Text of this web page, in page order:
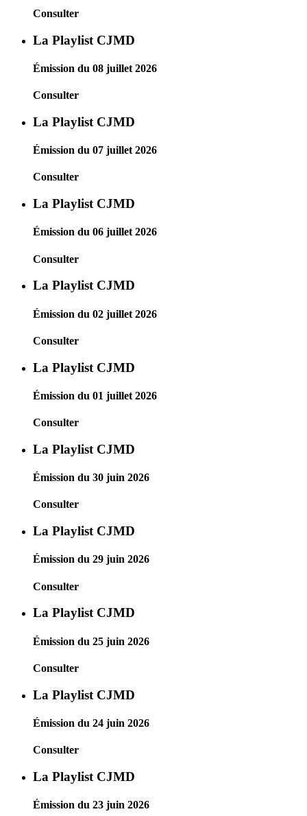
Consulter
La Playlist CJMD
Émission du 08 juillet 2026
Consulter
La Playlist CJMD
Émission du 07 juillet 2026
Consulter
La Playlist CJMD
Émission du 06 juillet 2026
Consulter
La Playlist CJMD
Émission du 02 juillet 2026
Consulter
La Playlist CJMD
Émission du 01 juillet 2026
Consulter
La Playlist CJMD
Émission du 30 juin 2026
Consulter
La Playlist CJMD
Émission du 29 juin 2026
Consulter
La Playlist CJMD
Émission du 25 juin 2026
Consulter
La Playlist CJMD
Émission du 24 juin 2026
Consulter
La Playlist CJMD
Émission du 23 juin 2026